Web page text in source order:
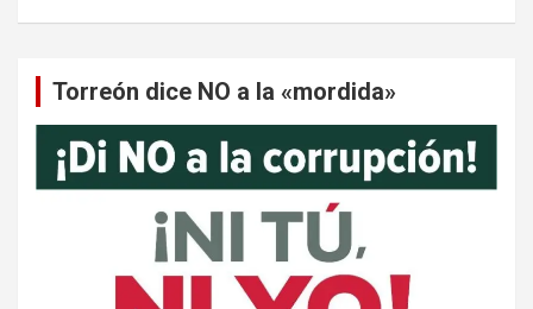
Torreón dice NO a la «mordida»